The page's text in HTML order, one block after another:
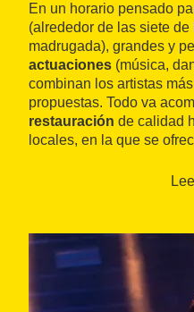
En un horario pensado
(alrededor de las siete
madrugada), grandes y
actuaciones (música,
combinan los artistas
propuestas. Todo va
restauración de calidad
locales, en la que se